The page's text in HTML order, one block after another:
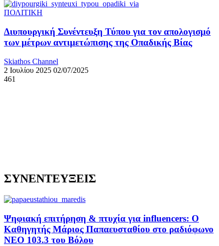
ΠΟΛΙΤΙΚΗ
Διυπουργική Συνέντευξη Τύπου για τον απολογισμό
των μέτρων αντιμετώπισης της Οπαδικής Βίας
Skiathos Channel
2 Ιουλίου 2025 02/07/2025
461
ΣΥΝΕΝΤΕΥΞΕΙΣ
Ψηφιακή επιτήρηση & πτυχία για influencers: Ο
Καθηγητής Μάριος Παπαευσταθίου στο ραδιόφωνο
NEO 103.3 του Βόλου